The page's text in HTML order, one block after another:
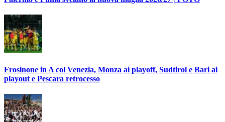
Frosinone in A col Venezia, Monza ai playoff, Sudtirol e Bari ai
playout e Pescara retrocesso